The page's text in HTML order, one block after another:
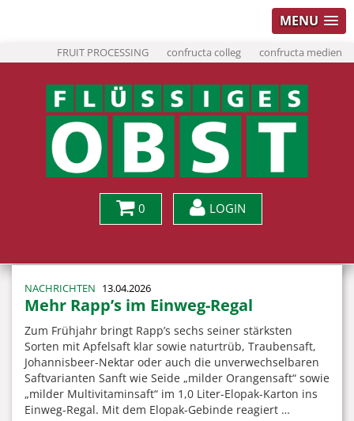
MENU
FRUIT PROCESSING confructa colleg confructa medien
0 LOGIN
NACHRICHTEN 13.04.2026
Mehr Rapp’s im Einweg-Regal
Zum Frühjahr bringt Rapp’s sechs seiner stärksten
Sorten mit Apfelsaft klar sowie naturtrüb, Traubensaft,
Johannisbeer-Nektar oder auch die unverwechselbaren
Saftvarianten Sanft wie Seide „milder Orangensaft“ sowie
„milder Multivitaminsaft“ im 1,0 Liter-Elopak-Karton ins
Einweg-Regal. Mit dem Elopak-Gebinde reagiert …